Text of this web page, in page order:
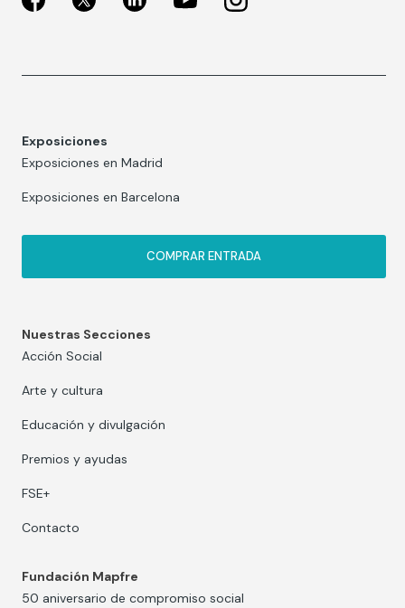
Exposiciones
Exposiciones en Madrid
Exposiciones en Barcelona
COMPRAR ENTRADA
Nuestras Secciones
Acción Social
Arte y cultura
Educación y divulgación
Premios y ayudas
FSE+
Contacto
Fundación Mapfre
50 aniversario de compromiso social